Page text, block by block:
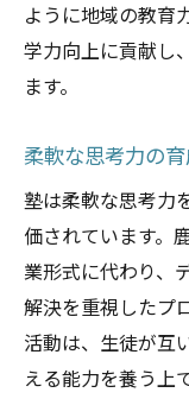
ように地域の教育
学力向上に貢献し
ます。
柔軟な思考力の
塾は柔軟な思考力
価されています。
業形式に代わり、
解決を重視したプ
活動は、生徒が互
える能力を養う上